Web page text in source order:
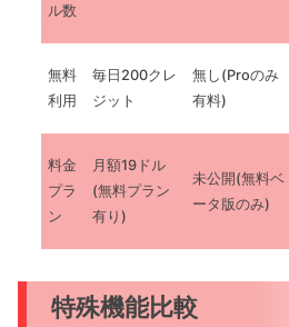
ル数
無料
利用
毎日200クレ
ジット
無し(Proのみ
有料)
料金
プラ
ン
月額19ドル
(無料プラン
有り)
未公開(無料ベ
ータ版のみ)
特殊機能比較